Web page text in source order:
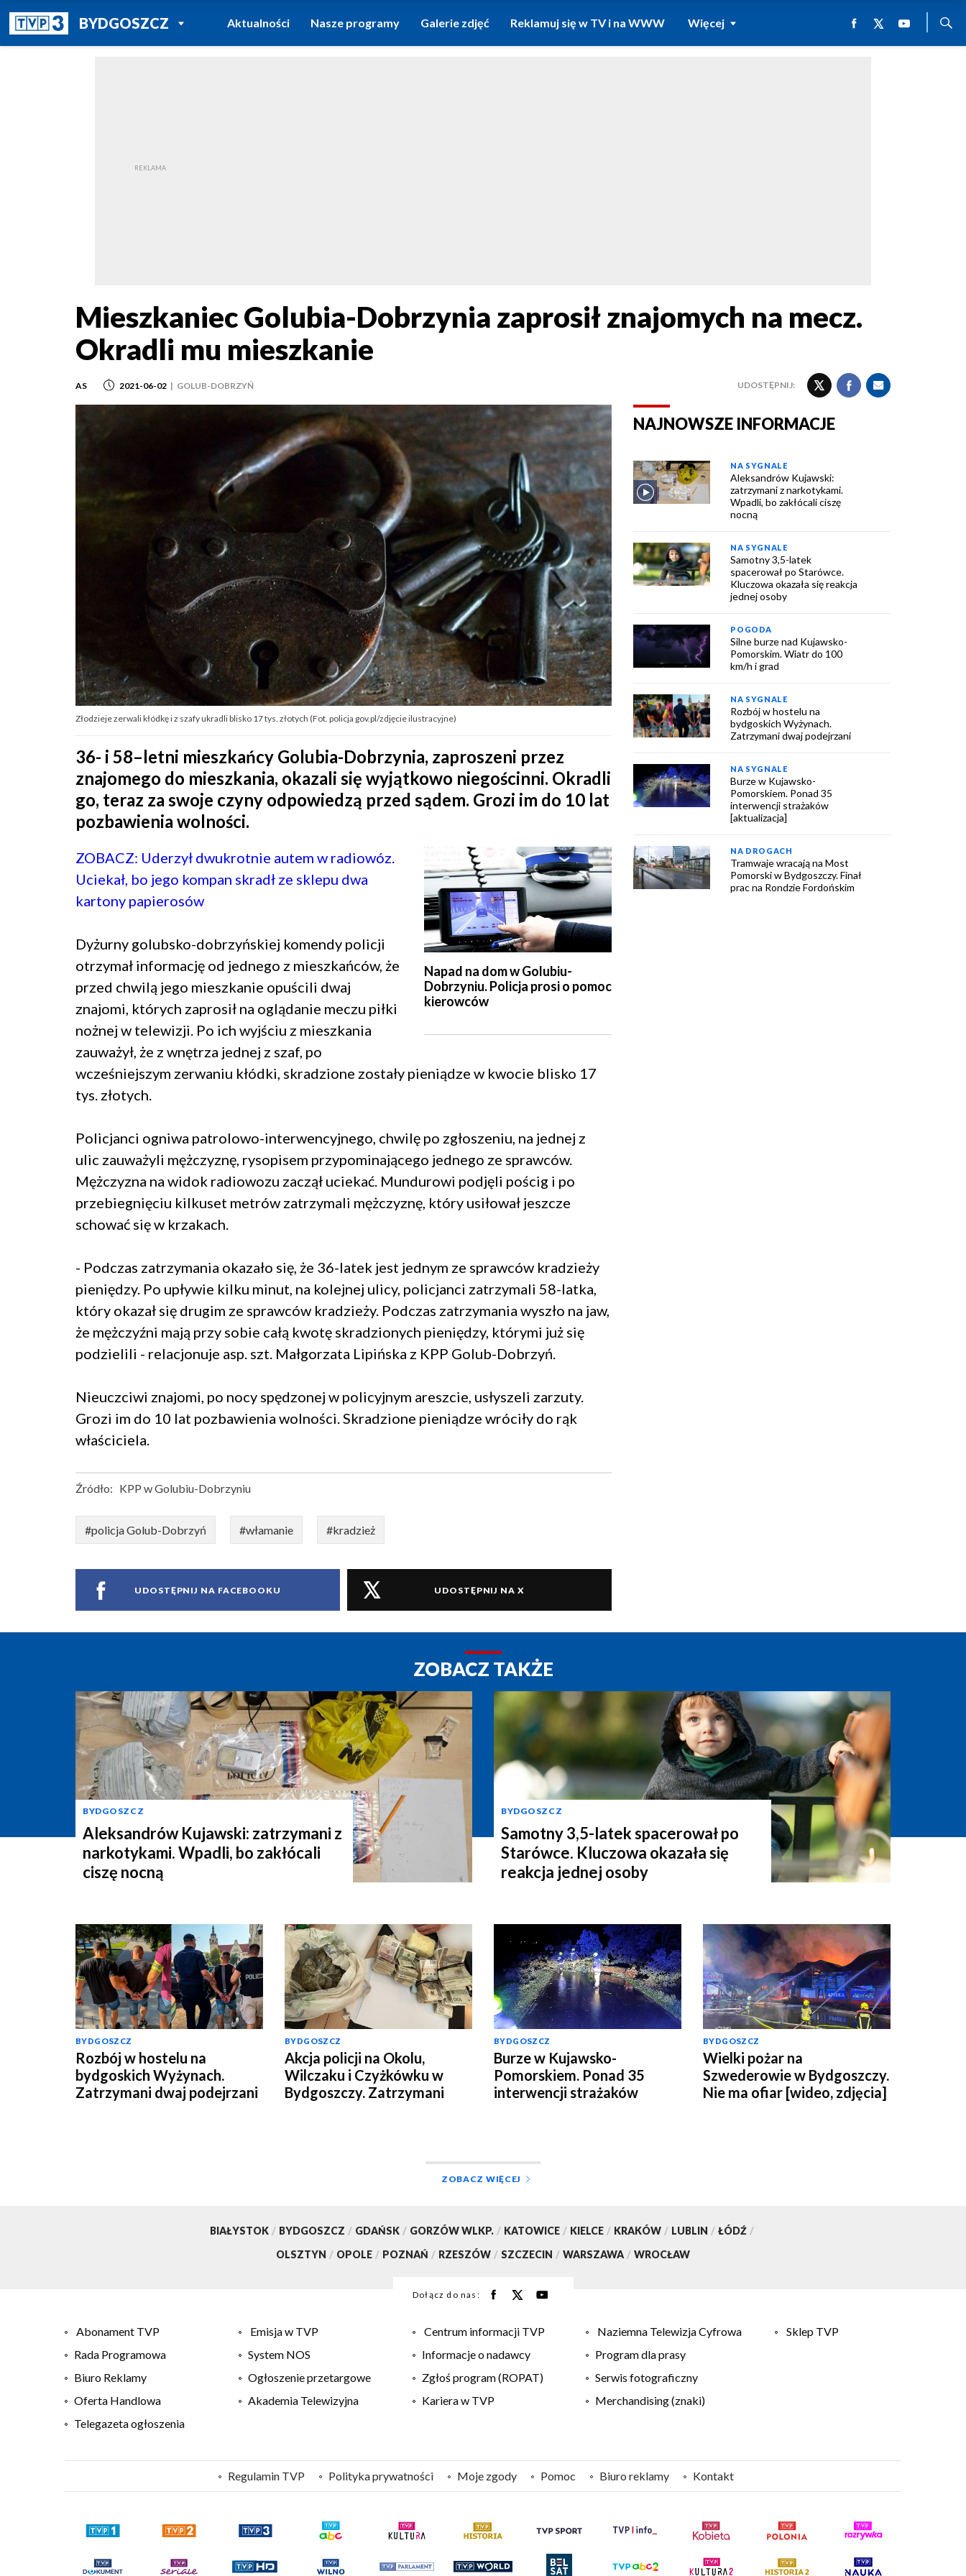
BYDGOSZCZPOWRÓT DO
TVP REGIONY
Aktualności Nasze programy Galerie zdjęć Reklamuj się w TV i na WWW Więcej
Mieszkaniec Golubia-Dobrzynia zaprosił znajomych na mecz.
Okradli mu mieszkanie
AS 2021-06-02 | GOLUB-DOBRZYŃ UDOSTĘPNIJ:
Złodzieje zerwali kłódkę i z szafy ukradli blisko 17 tys. złotych (Fot. policja gov.pl/zdjęcie ilustracyjne)
36- i 58–letni mieszkańcy Golubia-Dobrzynia, zaproszeni przez
znajomego do mieszkania, okazali się wyjątkowo niegościnni. Okradli
go, teraz za swoje czyny odpowiedzą przed sądem. Grozi im do 10 lat
pozbawienia wolności.
Napad na dom w Golubiu-
Dobrzyniu. Policja prosi o pomoc
kierowców
ZOBACZ: Uderzył dwukrotnie autem w radiowóz.
Uciekał, bo jego kompan skradł ze sklepu dwa
kartony papierosów
Dyżurny golubsko-dobrzyńskiej komendy policji
otrzymał informację od jednego z mieszkańców, że
przed chwilą jego mieszkanie opuścili dwaj
znajomi, których zaprosił na oglądanie meczu piłki
nożnej w telewizji. Po ich wyjściu z mieszkania
zauważył, że z wnętrza jednej z szaf, po
wcześniejszym zerwaniu kłódki, skradzione zostały pieniądze w kwocie blisko 17
tys. złotych.
Policjanci ogniwa patrolowo-interwencyjnego, chwilę po zgłoszeniu, na jednej z
ulic zauważyli mężczyznę, rysopisem przypominającego jednego ze sprawców.
Mężczyzna na widok radiowozu zaczął uciekać. Mundurowi podjęli pościg i po
przebiegnięciu kilkuset metrów zatrzymali mężczyznę, który usiłował jeszcze
schować się w krzakach.
- Podczas zatrzymania okazało się, że 36-latek jest jednym ze sprawców kradzieży
pieniędzy. Po upływie kilku minut, na kolejnej ulicy, policjanci zatrzymali 58-latka,
który okazał się drugim ze sprawców kradzieży. Podczas zatrzymania wyszło na jaw,
że mężczyźni mają przy sobie całą kwotę skradzionych pieniędzy, którymi już się
podzielili - relacjonuje asp. szt. Małgorzata Lipińska z KPP Golub-Dobrzyń.
Nieuczciwi znajomi, po nocy spędzonej w policyjnym areszcie, usłyszeli zarzuty.
Grozi im do 10 lat pozbawienia wolności. Skradzione pieniądze wróciły do rąk
właściciela.
Źródło: KPP w Golubiu-Dobrzyniu
#policja Golub-Dobrzyń #włamanie #kradzież
UDOSTĘPNIJ NA FACEBOOKU UDOSTĘPNIJ NA X
NAJNOWSZE INFORMACJE
NA SYGNALE
Aleksandrów Kujawski:
zatrzymani z narkotykami.
Wpadli, bo zakłócali ciszę
nocną
NA SYGNALE
Samotny 3,5-latek
spacerował po Starówce.
Kluczowa okazała się reakcja
jednej osoby
POGODA
Silne burze nad Kujawsko-
Pomorskim. Wiatr do 100
km/h i grad
NA SYGNALE
Rozbój w hostelu na
bydgoskich Wyżynach.
Zatrzymani dwaj podejrzani
NA SYGNALE
Burze w Kujawsko-
Pomorskiem. Ponad 35
interwencji strażaków
[aktualizacja]
NA DROGACH
Tramwaje wracają na Most
Pomorski w Bydgoszczy. Finał
prac na Rondzie Fordońskim
ZOBACZ TAKŻE
BYDGOSZCZ
Aleksandrów Kujawski: zatrzymani z
narkotykami. Wpadli, bo zakłócali
ciszę nocną
BYDGOSZCZ
Samotny 3,5-latek spacerował po
Starówce. Kluczowa okazała się
reakcja jednej osoby
BYDGOSZCZ
Rozbój w hostelu na
bydgoskich Wyżynach.
Zatrzymani dwaj podejrzani
BYDGOSZCZ
Akcja policji na Okolu,
Wilczaku i Czyżkówku w
Bydgoszczy. Zatrzymani
BYDGOSZCZ
Burze w Kujawsko-
Pomorskiem. Ponad 35
interwencji strażaków
BYDGOSZCZ
Wielki pożar na
Szwederowie w Bydgoszczy.
Nie ma ofiar [wideo, zdjęcia]
ZOBACZ WIĘCEJ
BIAŁYSTOK / BYDGOSZCZ / GDAŃSK / GORZÓW WLKP. / KATOWICE / KIELCE / KRAKÓW / LUBLIN / ŁÓDŹ /
OLSZTYN / OPOLE / POZNAŃ / RZESZÓW / SZCZECIN / WARSZAWA / WROCŁAW
Dołącz do nas:
Abonament TVP Emisja w TVP Centrum informacji TVP Naziemna Telewizja Cyfrowa
Sklep TVP
Rada Programowa
System NOS Informacje o nadawcy
Program dla prasy
Biuro Reklamy
Ogłoszenie przetargowe Zgłoś program (ROPAT)
Serwis fotograficzny
Oferta Handlowa
Akademia Telewizyjna Kariera w TVP
Merchandising (znaki)
Telegazeta ogłoszenia
Regulamin TVP Polityka prywatności Moje zgody Pomoc Biuro reklamy Kontakt